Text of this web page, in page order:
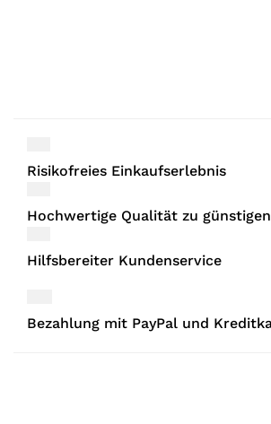
Risikofreies Einkaufserlebnis
Hochwertige Qualität zu
Hilfsbereiter Kundenservice
Bezahlung mit PayPal und